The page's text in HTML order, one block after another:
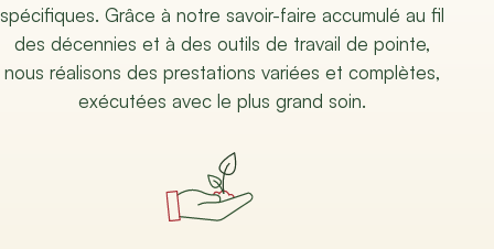
spécifiques. Grâce à notre savoir-faire accumulé au fil
des décennies et à des outils de travail de pointe,
nous réalisons des prestations variées et complètes,
exécutées avec le plus grand soin.